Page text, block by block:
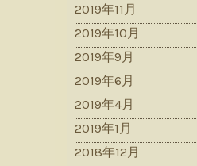
2019年11月
2019年10月
2019年9月
2019年6月
2019年4月
2019年1月
2018年12月